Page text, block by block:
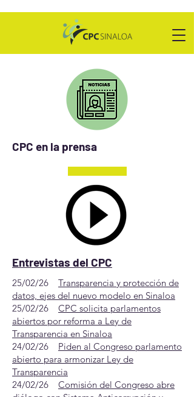
CPC en la prensa
Entrevistas del CPC
25/02/26 Transparencia y protección de
datos, ejes del nuevo modelo en Sinaloa
25/02/26 CPC solicita parlamentos
abiertos por reforma a Ley de
Transparencia en Sinaloa
24/02/26 Piden al Congreso parlamento
abierto para armonizar Ley de
Transparencia
24/02/26 Comisión del Congreso abre